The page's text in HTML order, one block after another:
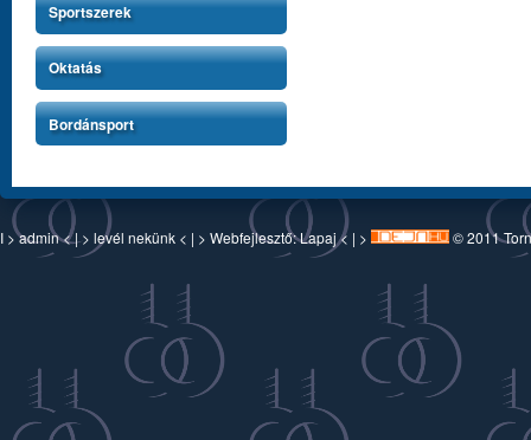
Sportszerek
Oktatás
Bordánsport
I >admin< | > levél nekünk < | > Webfejlesztő:Lapaj< | > © 2011